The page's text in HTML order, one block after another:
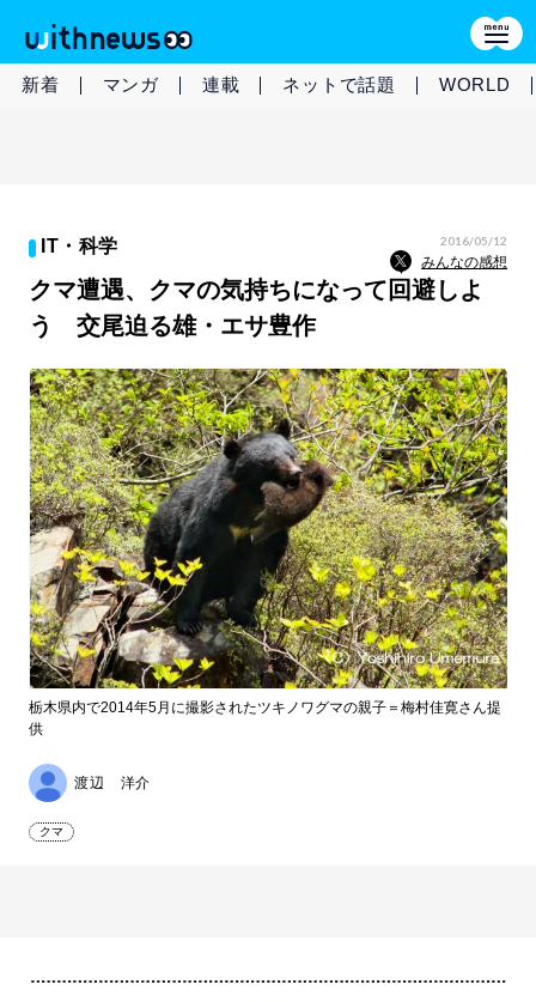
新着 マンガ 連載 ネットで話題 WORLD
IT・科学 2016/05/12
みんなの感想
クマ遭遇、クマの気持ちになって回避しよ
う 交尾迫る雄・エサ豊作
栃木県内で2014年5月に撮影されたツキノワグマの親子＝梅村佳寛さん提
供
渡辺 洋介
クマ